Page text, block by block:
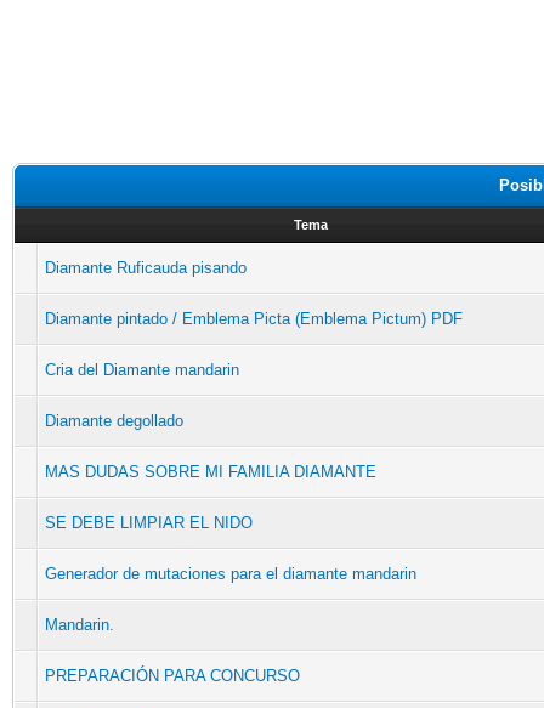
Tema
Diamante Ruficauda pisando
Diamante pintado / Emblema Picta (Emblema Pictum) PDF
Cria del Diamante mandarin
Diamante degollado
MAS DUDAS SOBRE MI FAMILIA DIAMANTE
SE DEBE LIMPIAR EL NIDO
Generador de mutaciones para el diamante mandarin
Mandarin.
PREPARACIÓN PARA CONCURSO